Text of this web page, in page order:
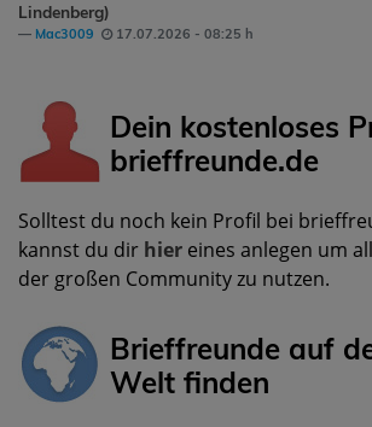
Lindenberg)
Mac3009 17.07.2026 - 08:25 h
Dein kostenloses
brieffreunde.de
Solltest du noch kein Profil bei
kannst du dir hier eines anlegen um
der großen Community zu nutzen.
Brieffreunde auf
Welt finden